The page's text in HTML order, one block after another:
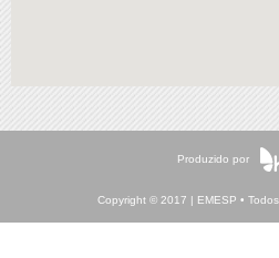
Produzido por
Copyright © 2017 | EMESP •